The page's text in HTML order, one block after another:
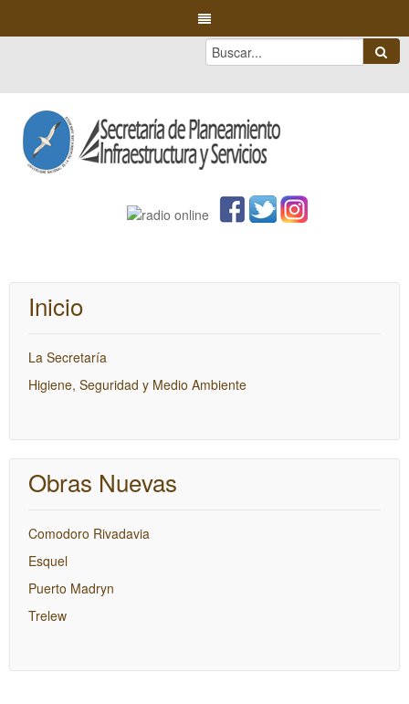
Inicio
La Secretaría
Higiene, Seguridad y Medio Ambiente
Obras Nuevas
Comodoro Rivadavia
Esquel
Puerto Madryn
Trelew